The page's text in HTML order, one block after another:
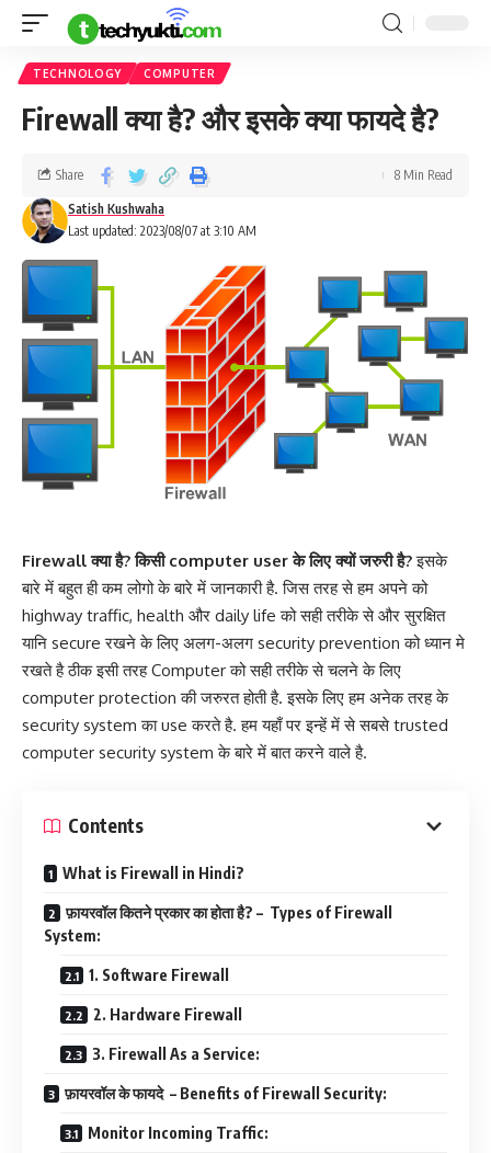
TECHNOLOGY COMPUTER
Firewall क्या है? और इसके क्या फायदे है?
Last updated: 2023/08/07 at 3:10 AM
Satish Kushwaha
Share 8 Min Read
Firewall क्या है? किसी computer user के लिए क्यों जरुरी है?इसके
बारे में बहुत ही कम लोगो के बारे में जानकारी है. जिस तरह से हम अपने को
highway traffic, health और daily life को सही तरीके से और सुरक्षित
यानि secure रखने के लिए अलग-अलग security prevention को ध्यान मे
रखते है ठीक इसी तरह Computer को सही तरीके से चलने के लिए
computer protection की जरुरत होती है. इसके लिए हम अनेक तरह के
security system का use करते है. हम यहाँ पर इन्हें में से सबसे trusted
computer security system के बारे में बात करने वाले है.
Contents
What is Firewall in Hindi?
फ़ायरवॉल कितने प्रकार का होता है? – Types of Firewall
System:
1. Software Firewall
2. Hardware Firewall
3. Firewall As a Service:
फ़ायरवॉल के फायदे – Benefits of Firewall Security:
Monitor Incoming Traffic: